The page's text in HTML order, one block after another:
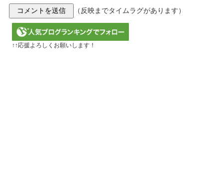
（反映までタイムラグがあります）
↑↑応援よろしくお願いします！